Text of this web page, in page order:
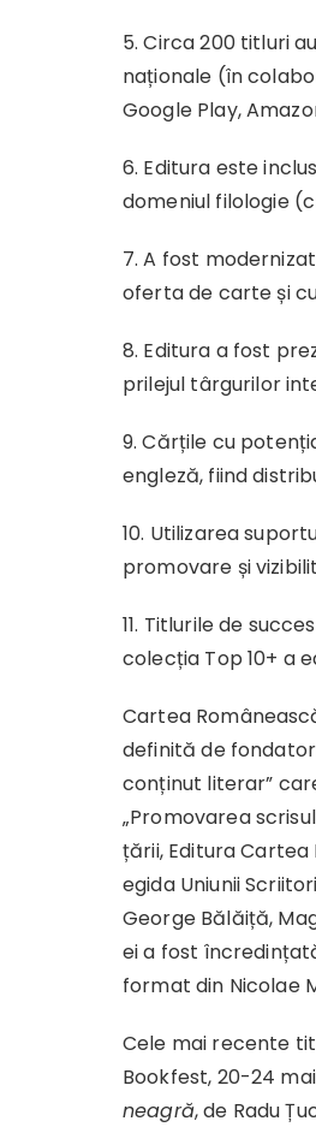
5. Circa 200 titluri
naționale (în
Google Play,
6. Editura este
domeniul filologie
7. A fost
oferta de carte și
8. Editura a fost
prilejul târgurilor
9. Cărțile cu
engleză, fiind
10. Utilizarea
promovare și
11. Titlurile de
colecția Top 10+ a
Cartea
definită de
conținut literar”
„Promovarea
țării, Editura
egida Uniunii
George Bălăiță,
ei a fost
format din Nicolae
Cele mai recente
Bookfest, 20-24
neagră, de Radu